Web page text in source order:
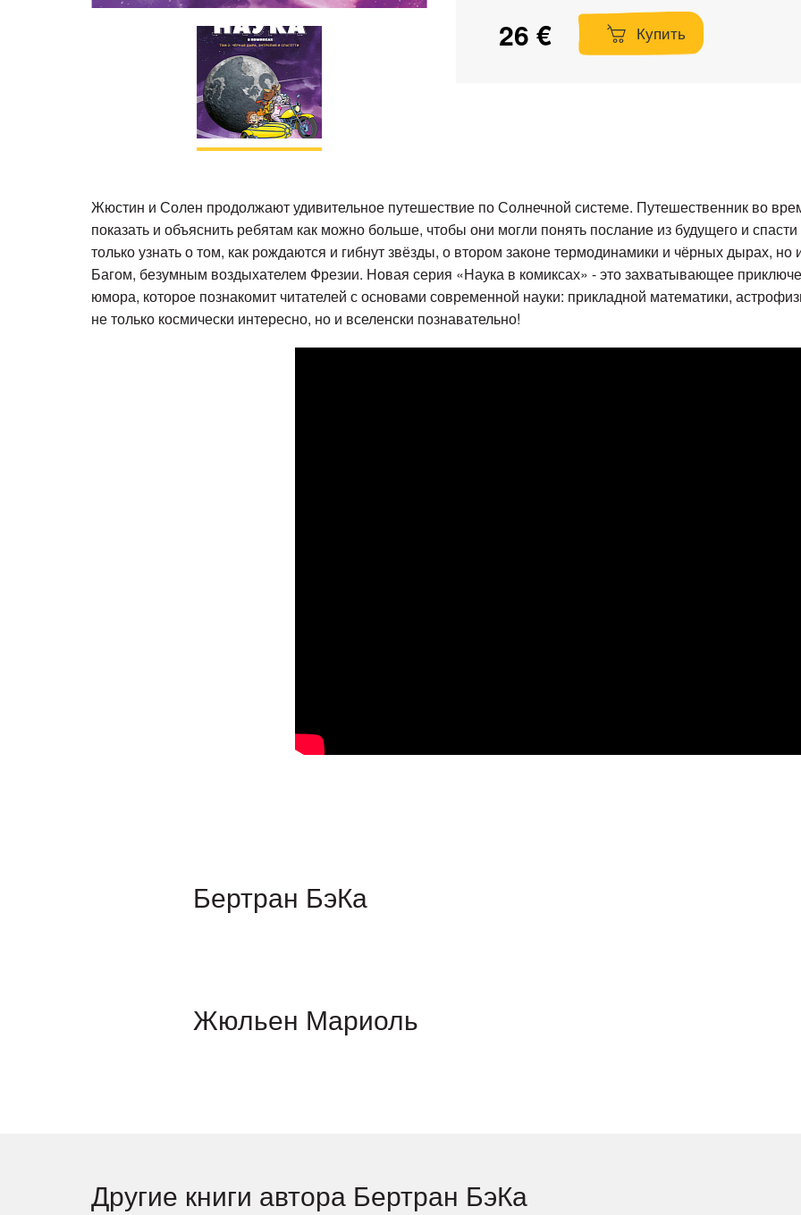
26 € Купить
Жюстин и Солен продолжают удивительное путешествие по Солнечной системе. Путешественник во
показать и объяснить ребятам как можно больше, чтобы они могли понять послание из будущего и
только узнать о том, как рождаются и гибнут звёзды, о втором законе термодинамики и чёрных дырах,
Багом, безумным воздыхателем Фрезии. Новая серия «Наука в комиксах» - это захватывающее
юмора, которое познакомит читателей с основами современной науки: прикладной математики,
не только космически интересно, но и вселенски познавательно!
Бертран БэКа
Жюльен Мариоль
Другие книги автора Бертран БэКа